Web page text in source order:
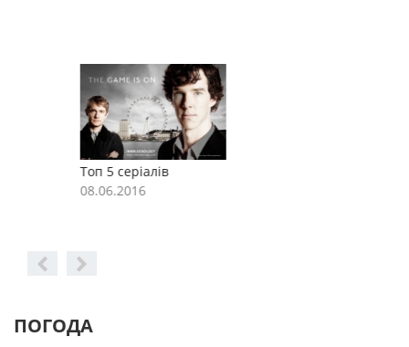
Топ 5 серіалів
08.06.2016
ПОГОДА